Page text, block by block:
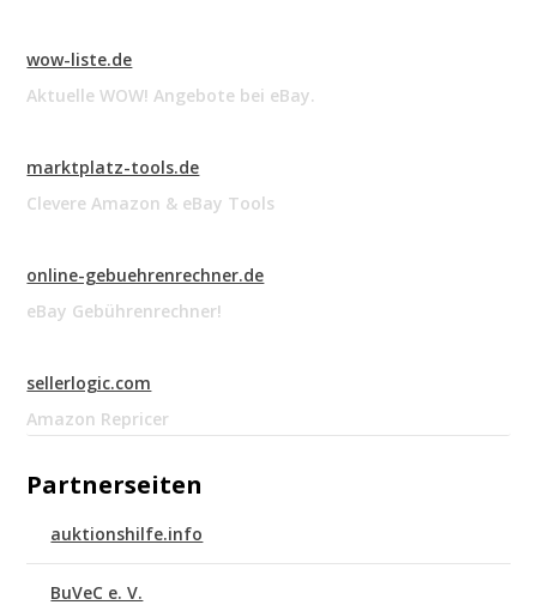
wow-liste.de
Aktuelle WOW! Angebote bei eBay.
marktplatz-tools.de
Clevere Amazon & eBay Tools
online-gebuehrenrechner.de
eBay Gebührenrechner!
sellerlogic.com
Amazon Repricer
Partnerseiten
auktionshilfe.info
BuVeC e. V.